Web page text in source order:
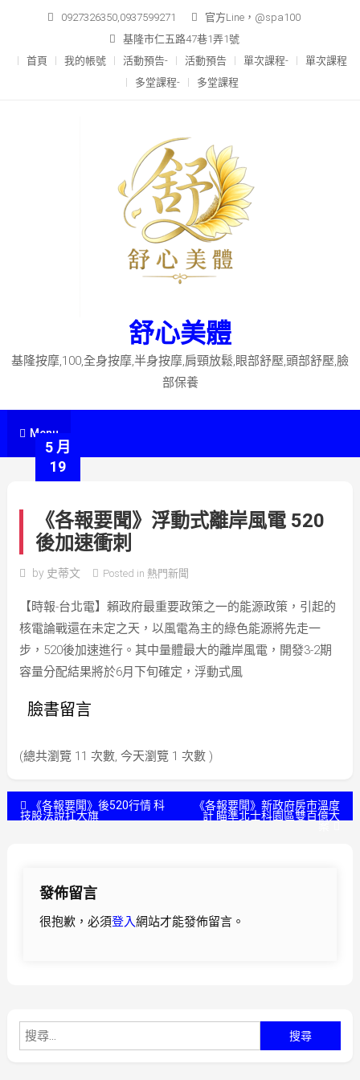
content
0927326350,0937599271
官方Line，@spa100
基隆市仁五路47巷1弄1號
首頁
我的帳號 活動預告- 活動預告 單次課程-
單次課程
多堂課程-
多堂課程
舒心美體
基隆按摩,100,全身按摩,半身按摩,肩頸放鬆,眼部舒壓,頭部舒壓,臉
部保養
Menu
5 月
19
《各報要聞》浮動式離岸風電 520
後加速衝刺
by 史蒂文 Posted in 熱門新聞
【時報-台北電】賴政府最重要政策之一的能源政策，引起的
核電論戰還在未定之天，以風電為主的綠色能源將先走一
步，520後加速進行。其中量體最大的離岸風電，開發3-2期
容量分配結果將於6月下旬確定，浮動式風
臉書留言
(總共瀏覽 11 次數, 今天瀏覽 1 次數 )
文 《各報要聞》後520行情 科
技股法說扛大旗
《各報要聞》新政府房市溫度
計 瞄準北士科園區雙百億大
發佈留言
很抱歉，必須登入網站才能發佈留言。
尋